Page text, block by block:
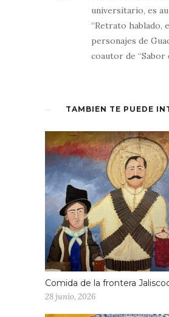
universitario, es
“Retrato hablado,
personajes de
coautor de “Sabor
TAMBIÉN TE PUEDE
Comida de la frontera
28 junio, 2026